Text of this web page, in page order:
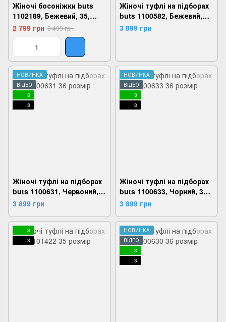
Жіночі босоніжки buts
1102189, Бежевий, 35,
2924180839367
2 799 грн 3 499 грн
Жіночі туфлі на підборах
buts 1100582, Бежевий,
36, 2999860707953
3 899 грн
НОВИНКА
ВІДЕО
3
3
Жіночі туфлі на підборах
buts 1100631, Червоний,
36, 2999860710564
3 899 грн
НОВИНКА
ВІДЕО
3
3
Жіночі туфлі на підборах
buts 1100633, Чорний, 36,
2999860710663
3 899 грн
3
3
НОВИНКА
ВІДЕО
3
3